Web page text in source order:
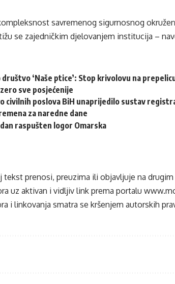
savremenog sigurnosnog
se zajedničkim djelovanjem institucija –
‘Naše ptice’: Stop krivolovu na
sve posjećenije
civilnih poslova BiH unaprijedilo sustav
za naredne dane
raspušten logor Omarska
tekst prenosi, preuzima ili objavljuje na
uz aktivan i vidljiv link prema portalu
i linkovanja smatra se kršenjem autorskih